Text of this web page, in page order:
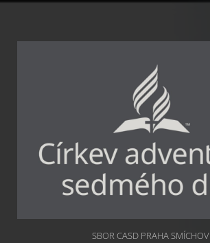
SBOR CASD PRAHA SMÍCHOV